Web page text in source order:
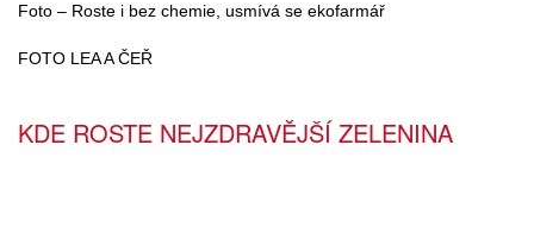
Foto – Roste i bez chemie, usmívá se ekofarmář
FOTO LEA A ČEŘ
KDE ROSTE NEJZDRAVĚJŠÍ ZELENINA